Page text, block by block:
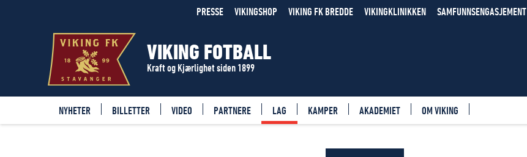
PRESSE VIKINGSHOP VIKING FK BREDDE VIKINGKLINIKKEN SAMFUNNSENGASJEMENT
VIKING FOTBALL
Kraft og Kjærlighet siden 1899
NYHETER BILLETTER VIDEO PARTNERE LAG KAMPER AKADEMIET OM VIKING